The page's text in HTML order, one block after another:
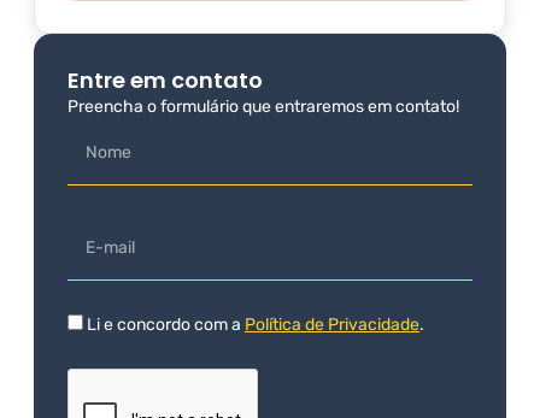
Entre em contato
Preencha o formulário que entraremos em contato!
Li e concordo com a Política de Privacidade.